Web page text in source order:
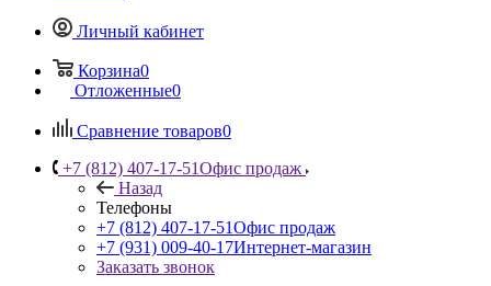
Личный кабинет
Корзина0
Отложенные0
Сравнение товаров0
+7 (812) 407-17-51Офис продаж
Назад
Телефоны
+7 (812) 407-17-51Офис продаж
+7 (931) 009-40-17Интернет-магазин
Заказать звонок